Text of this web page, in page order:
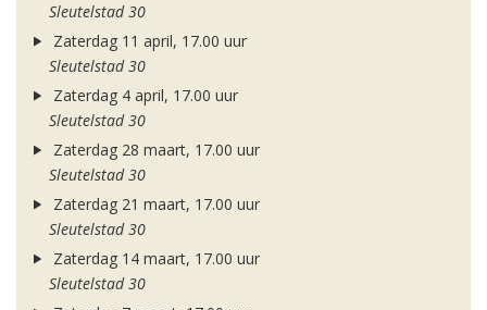
Sleutelstad 30
Zaterdag 11 april, 17.00 uur
Sleutelstad 30
Zaterdag 4 april, 17.00 uur
Sleutelstad 30
Zaterdag 28 maart, 17.00 uur
Sleutelstad 30
Zaterdag 21 maart, 17.00 uur
Sleutelstad 30
Zaterdag 14 maart, 17.00 uur
Sleutelstad 30